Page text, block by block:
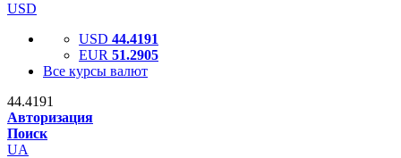
USD
USD 44.4191
EUR 51.2905
Все курсы валют
44.4191
Авторизация
Поиск
UA